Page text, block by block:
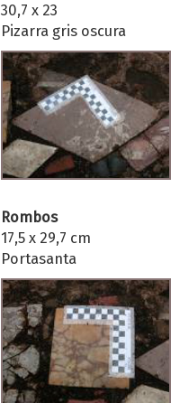
30,7 x 23
Pizarra gris oscura
Rombos
17,5 x 29,7 cm
Portasanta